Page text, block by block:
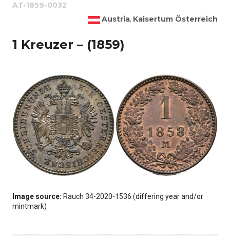
AT-1859-0032
Austria, Kaisertum Österreich
1 Kreuzer – (1859)
Image source: Rauch 34-2020-1536 (differing year and/or
mintmark)